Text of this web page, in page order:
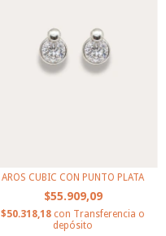
AROS CUBIC CON PUNTO PLATA
$55.909,09
$50.318,18 con Transferencia o
depósito